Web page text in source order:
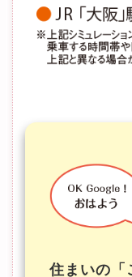
住まいの「